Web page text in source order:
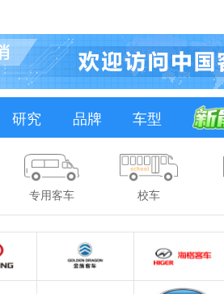
研究 品牌 车型
专用客车 校车